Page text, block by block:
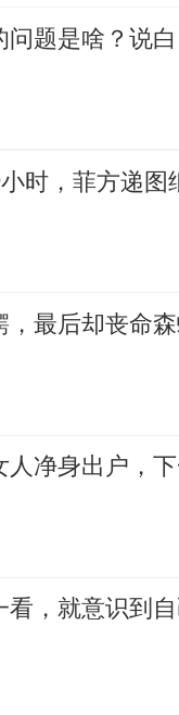
问题是啥？说
时，菲方递
最后却丧命
净身出户，
，就意识到